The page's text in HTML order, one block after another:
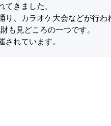
きました。
、カラオケ大会などが行
も見どころの一つです。
れています。